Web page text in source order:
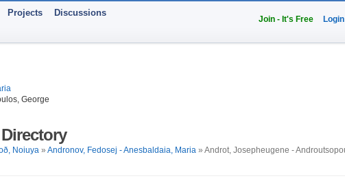
Join - It's Free Login
Projects Discussions
George
Noiuya » Andronov, Fedosej - Anesbaldaia, Maria » Androt, Josepheugene -